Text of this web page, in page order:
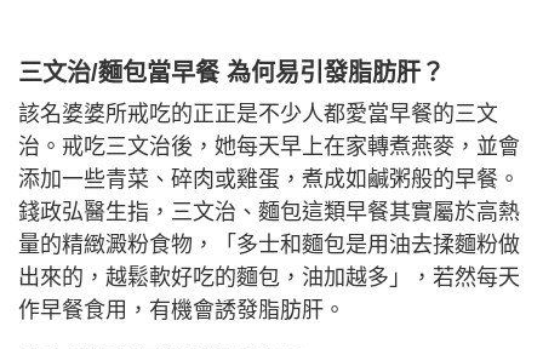
三文治/麵包當早餐 為何易引發脂肪肝？
該名婆婆所戒吃的正正是不少人都愛當早餐的三文
治。戒吃三文治後，她每天早上在家轉煮燕麥，並會
添加一些青菜、碎肉或雞蛋，煮成如鹹粥般的早餐。
錢政弘醫生指，三文治、麵包這類早餐其實屬於高熱
量的精緻澱粉食物，「多士和麵包是用油去揉麵粉做
出來的，越鬆軟好吃的麵包，油加越多」，若然每天
作早餐食用，有機會誘發脂肪肝。